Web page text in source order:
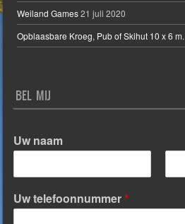
Weiland Games 21 juli 2020
Opblaasbare Kroeg, Pub of Skihut 10 x 6 m.
BEL MIJ
Uw naam
V
o
o
A
Uw telefoonnummer*